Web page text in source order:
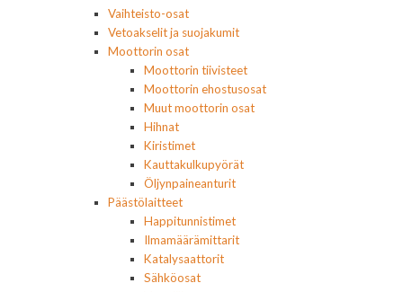
Vaihteisto-osat
Vetoakselit ja suojakumit
Moottorin osat
Moottorin tiivisteet
Moottorin ehostusosat
Muut moottorin osat
Hihnat
Kiristimet
Kauttakulkupyörät
Öljynpaineanturit
Päästölaitteet
Happitunnistimet
Ilmamäärämittarit
Katalysaattorit
Sähköosat